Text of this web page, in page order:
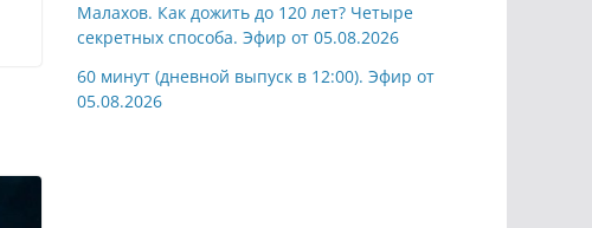
Малахов. Как дожить до 120 лет? Четыре
секретных способа. Эфир от 05.08.2026
60 минут (дневной выпуск в 12:00). Эфир от
05.08.2026